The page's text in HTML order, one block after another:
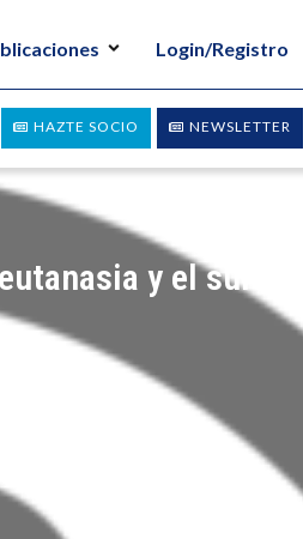
Login/Registro
NEWSLETTER
HAZTE SOCIO
y el suicidio